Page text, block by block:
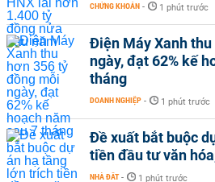
CHỨNG KHOÁN - 1 phút trước
Điện Máy Xanh
ngày, đạt 62% kế
tháng
DOANH NGHIỆP - 1 phút trước
Đề xuất bắt buộc
tiền đầu tư văn
NHÀ ĐẤT - 1 phút trước